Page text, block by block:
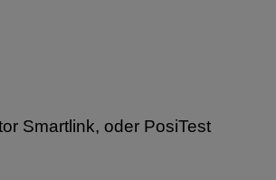
Smartlink, oder PosiTest